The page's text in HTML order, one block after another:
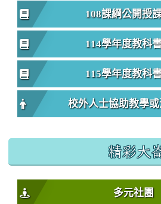
108課綱公開授
114學年度教科
115學年度教科
校外人士協助教學
精彩大
多元社團